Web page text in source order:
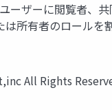
ユーザーに閲覧者、
は所有者のロール
All Rights